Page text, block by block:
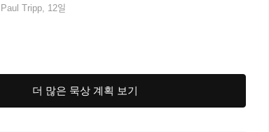
Paul Tripp, 12일
더 많은 묵상 계획 보기